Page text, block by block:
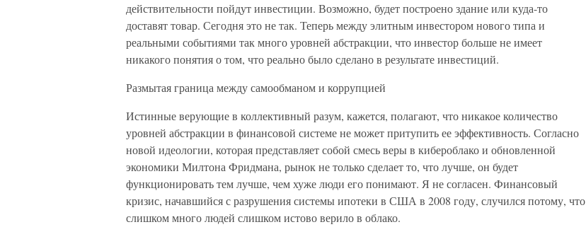
действительности пойдут инвестиции. Возможно, будет построено здание или куда-то
доставят товар. Сегодня это не так. Теперь между элитным инвестором нового типа и
реальными событиями так много уровней абстракции, что инвестор больше не имеет
никакого понятия о том, что реально было сделано в результате инвестиций.
Размытая граница между самообманом и коррупцией
Истинные верующие в коллективный разум, кажется, полагают, что никакое количество
уровней абстракции в финансовой системе не может притупить ее эффективность. Согласно
новой идеологии, которая представляет собой смесь веры в кибероблако и обновленной
экономики Милтона Фридмана, рынок не только сделает то, что лучше, он будет
функционировать тем лучше, чем хуже люди его понимают. Я не согласен. Финансовый
кризис, начавшийся с разрушения системы ипотеки в США в 2008 году, случился потому, что
слишком много людей слишком истово верило в облако.